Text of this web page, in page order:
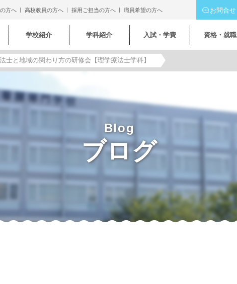
方へ 高校教員の方へ 採用ご担当の方へ 職員希望の方へ お問合せ
学校紹介 学科紹介 入試・学費 資格・就職
士と地域の関わり方の研修会【理学療法士学科】
Blog
ブログ